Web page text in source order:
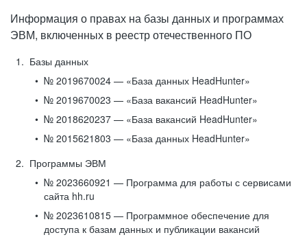
Информация о правах на базы данных и программах
ЭВМ, включенных в реестр отечественного ПО
Базы данных
№ 2019670024 — «База данных HeadHunter»
№ 2019670023 — «База вакансий HeadHunter»
№ 2018620237 — «База вакансий HeadHunter»
№ 2015621803 — «База данных HeadHunter»
Программы ЭВМ
№ 2023660921 — Программа для работы с сервисами
сайта hh.ru
№ 2023610815 — Программное обеспечение для
доступа к базам данных и публикации вакансий